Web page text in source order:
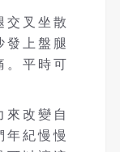
交叉坐散
發上盤腿
。平時可
改變自
紀慢慢